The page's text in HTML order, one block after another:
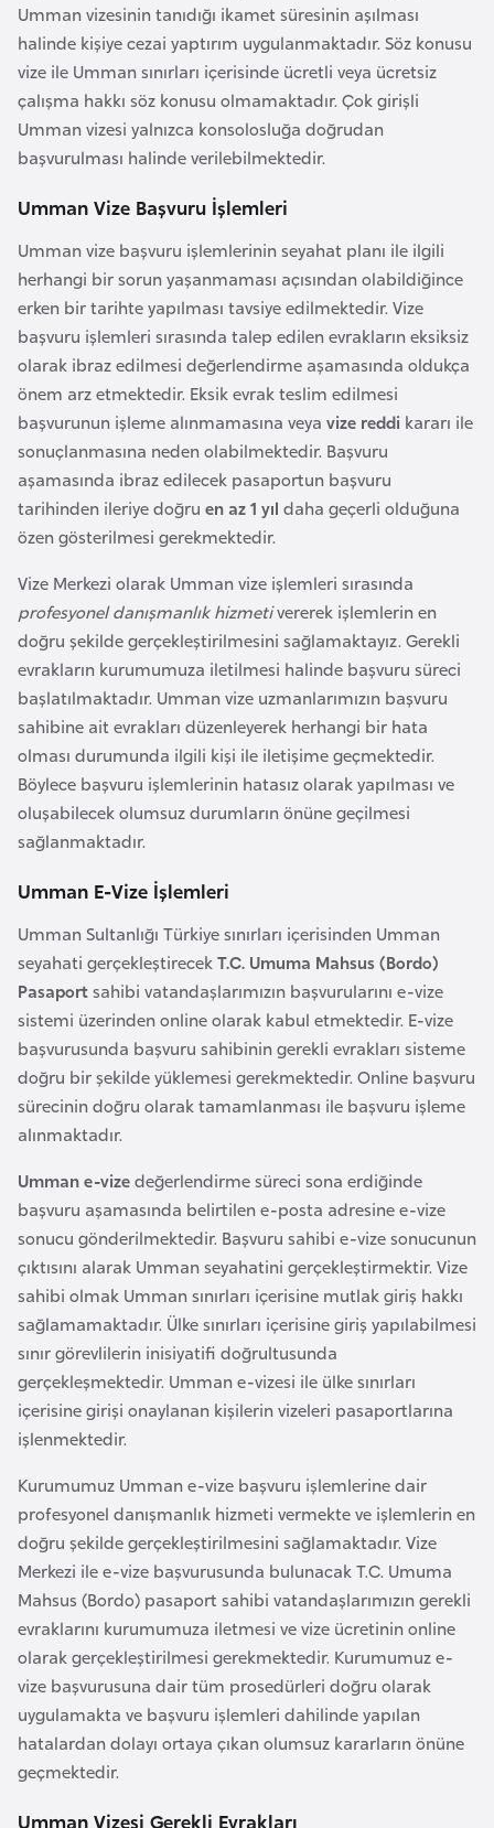
Umman vizesinin tanıdığı ikamet süresinin aşılması
halinde kişiye cezai yaptırım uygulanmaktadır. Söz konusu
vize ile Umman sınırları içerisinde ücretli veya ücretsiz
çalışma hakkı söz konusu olmamaktadır. Çok girişli
Umman vizesi yalnızca konsolosluğa doğrudan
başvurulması halinde verilebilmektedir.
Umman Vize Başvuru İşlemleri
Umman vize başvuru işlemlerinin seyahat planı ile ilgili
herhangi bir sorun yaşanmaması açısından olabildiğince
erken bir tarihte yapılması tavsiye edilmektedir. Vize
başvuru işlemleri sırasında talep edilen evrakların eksiksiz
olarak ibraz edilmesi değerlendirme aşamasında oldukça
önem arz etmektedir. Eksik evrak teslim edilmesi
başvurunun işleme alınmamasına veya vize reddi kararı ile
sonuçlanmasına neden olabilmektedir. Başvuru
aşamasında ibraz edilecek pasaportun başvuru
tarihinden ileriye doğru en az 1 yıl daha geçerli olduğuna
özen gösterilmesi gerekmektedir.
Vize Merkezi olarak Umman vize işlemleri sırasında
profesyonel danışmanlık hizmetivererek işlemlerin en
doğru şekilde gerçekleştirilmesini sağlamaktayız. Gerekli
evrakların kurumumuza iletilmesi halinde başvuru süreci
başlatılmaktadır. Umman vize uzmanlarımızın başvuru
sahibine ait evrakları düzenleyerek herhangi bir hata
olması durumunda ilgili kişi ile iletişime geçmektedir.
Böylece başvuru işlemlerinin hatasız olarak yapılması ve
oluşabilecek olumsuz durumların önüne geçilmesi
sağlanmaktadır.
Umman E-Vize İşlemleri
Umman Sultanlığı Türkiye sınırları içerisinden Umman
seyahati gerçekleştirecekT.C. Umuma Mahsus (Bordo)
Pasaportsahibi vatandaşlarımızın başvurularını e-vize
sistemi üzerinden online olarak kabul etmektedir. E-vize
başvurusunda başvuru sahibinin gerekli evrakları sisteme
doğru bir şekilde yüklemesi gerekmektedir. Online başvuru
sürecinin doğru olarak tamamlanması ile başvuru işleme
alınmaktadır.
Umman e-vizedeğerlendirme süreci sona erdiğinde
başvuru aşamasında belirtilen e-posta adresine e-vize
sonucu gönderilmektedir. Başvuru sahibi e-vize sonucunun
çıktısını alarak Umman seyahatini gerçekleştirmektir. Vize
sahibi olmak Umman sınırları içerisine mutlak giriş hakkı
sağlamamaktadır. Ülke sınırları içerisine giriş yapılabilmesi
sınır görevlilerin inisiyatifi doğrultusunda
gerçekleşmektedir. Umman e-vizesi ile ülke sınırları
içerisine girişi onaylanan kişilerin vizeleri pasaportlarına
işlenmektedir.
Kurumumuz Umman e-vize başvuru işlemlerine dair
profesyonel danışmanlık hizmeti vermekte ve işlemlerin en
doğru şekilde gerçekleştirilmesini sağlamaktadır. Vize
Merkezi ile e-vize başvurusunda bulunacak T.C. Umuma
Mahsus (Bordo) pasaport sahibi vatandaşlarımızın gerekli
evraklarını kurumumuza iletmesi ve vize ücretinin online
olarak gerçekleştirilmesi gerekmektedir. Kurumumuz e-
vize başvurusuna dair tüm prosedürleri doğru olarak
uygulamakta ve başvuru işlemleri dahilinde yapılan
hatalardan dolayı ortaya çıkan olumsuz kararların önüne
geçmektedir.
Umman Vizesi Gerekli Evrakları
B
e
l
ç
i
k
a
B
B
o
s
n
H
e
r
s
e
k
B
u
l
g
r
i
s
t
a
n
B
u
r
k
i
n
a
F
a
s
o
Ç
a
d
Ç
e
k
C
u
m